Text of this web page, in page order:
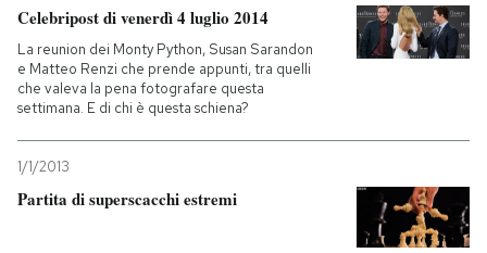
Celebripost di venerdì 4 luglio 2014
La reunion dei Monty Python, Susan Sarandon
e Matteo Renzi che prende appunti, tra quelli
che valeva la pena fotografare questa
settimana. E di chi è questa schiena?
1/1/2013
Partita di superscacchi estremi